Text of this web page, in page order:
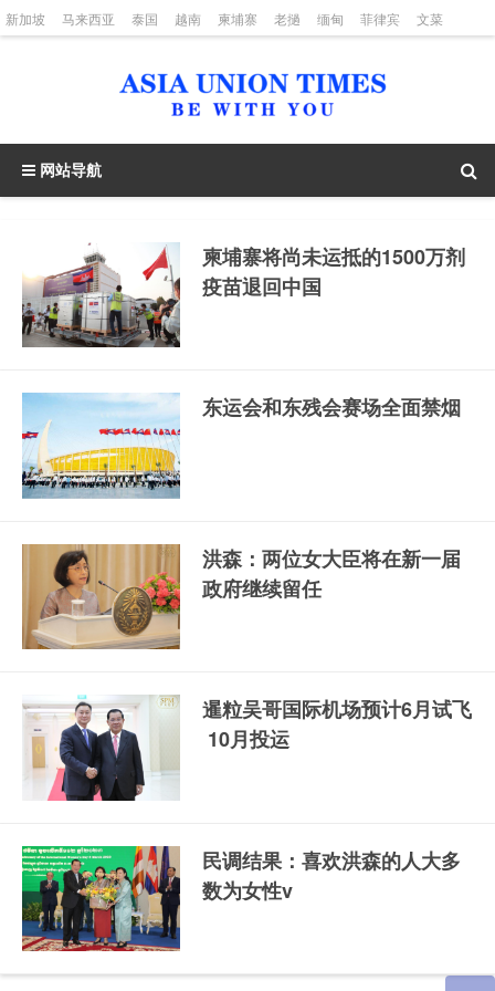
新加坡 马来西亚 泰国 越南 柬埔寨 老撾 缅甸 菲律宾
文菜
网站导航
柬埔寨将尚未运抵的1500万剂
疫苗退回中国
东运会和东残会赛场全面禁烟
洪森：两位女大臣将在新一届
政府继续留任
暹粒吴哥国际机场预计6月试飞
10月投运
民调结果：喜欢洪森的人大多
数为女性v